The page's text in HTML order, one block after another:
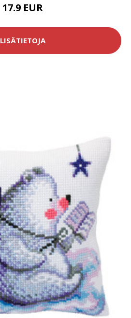
17.9 EUR
LISÄTIETOJA